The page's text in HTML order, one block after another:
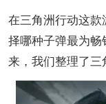
在三角洲行动这
择哪种子弹最为
来，我们整理了三